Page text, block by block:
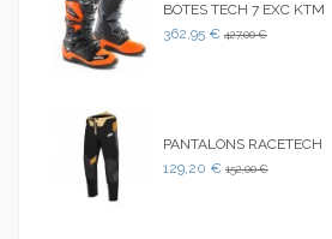
BOTES TECH 7 EXC KTM
362,95 € 427,00 €
PANTALONS RACETECH
129,20 € 152,00 €